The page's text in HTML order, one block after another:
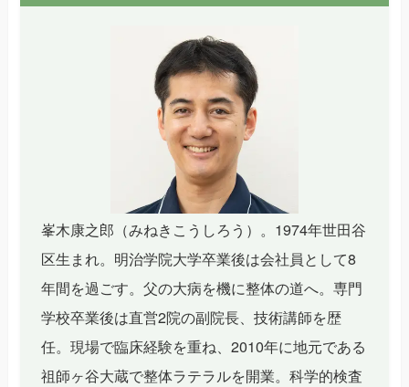
峯木康之郎（みねきこうしろう）。1974年世田谷
区生まれ。明治学院大学卒業後は会社員として8
年間を過ごす。父の大病を機に整体の道へ。専門
学校卒業後は直営2院の副院長、技術講師を歴
任。現場で臨床経験を重ね、2010年に地元である
祖師ヶ谷大蔵で整体ラテラルを開業。科学的検査